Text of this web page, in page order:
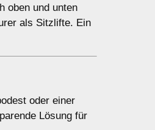
oben und unten
als Sitzlifte. Ein
oder einer
Lösung für